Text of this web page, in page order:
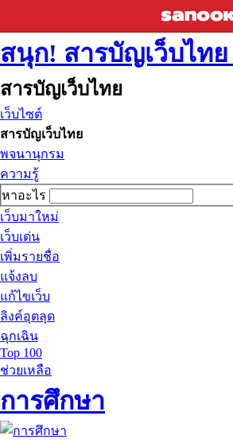
สนุก! สารบัญเว็บไท
สารบัญเว็บไทย
เว็บไซต์
สารบัญเว็บไทย
พจนานุกรม
ความรู้
หาอะไร
เว็บมาใหม่
เว็บเด่น
เพิ่มรายชื่อ
แจ้งลบ
แก้ไขเว็บ
ลิงค์อุตลุด
ฉุกเฉิน
Top 100
ช่วยเหลือ
การศึกษา